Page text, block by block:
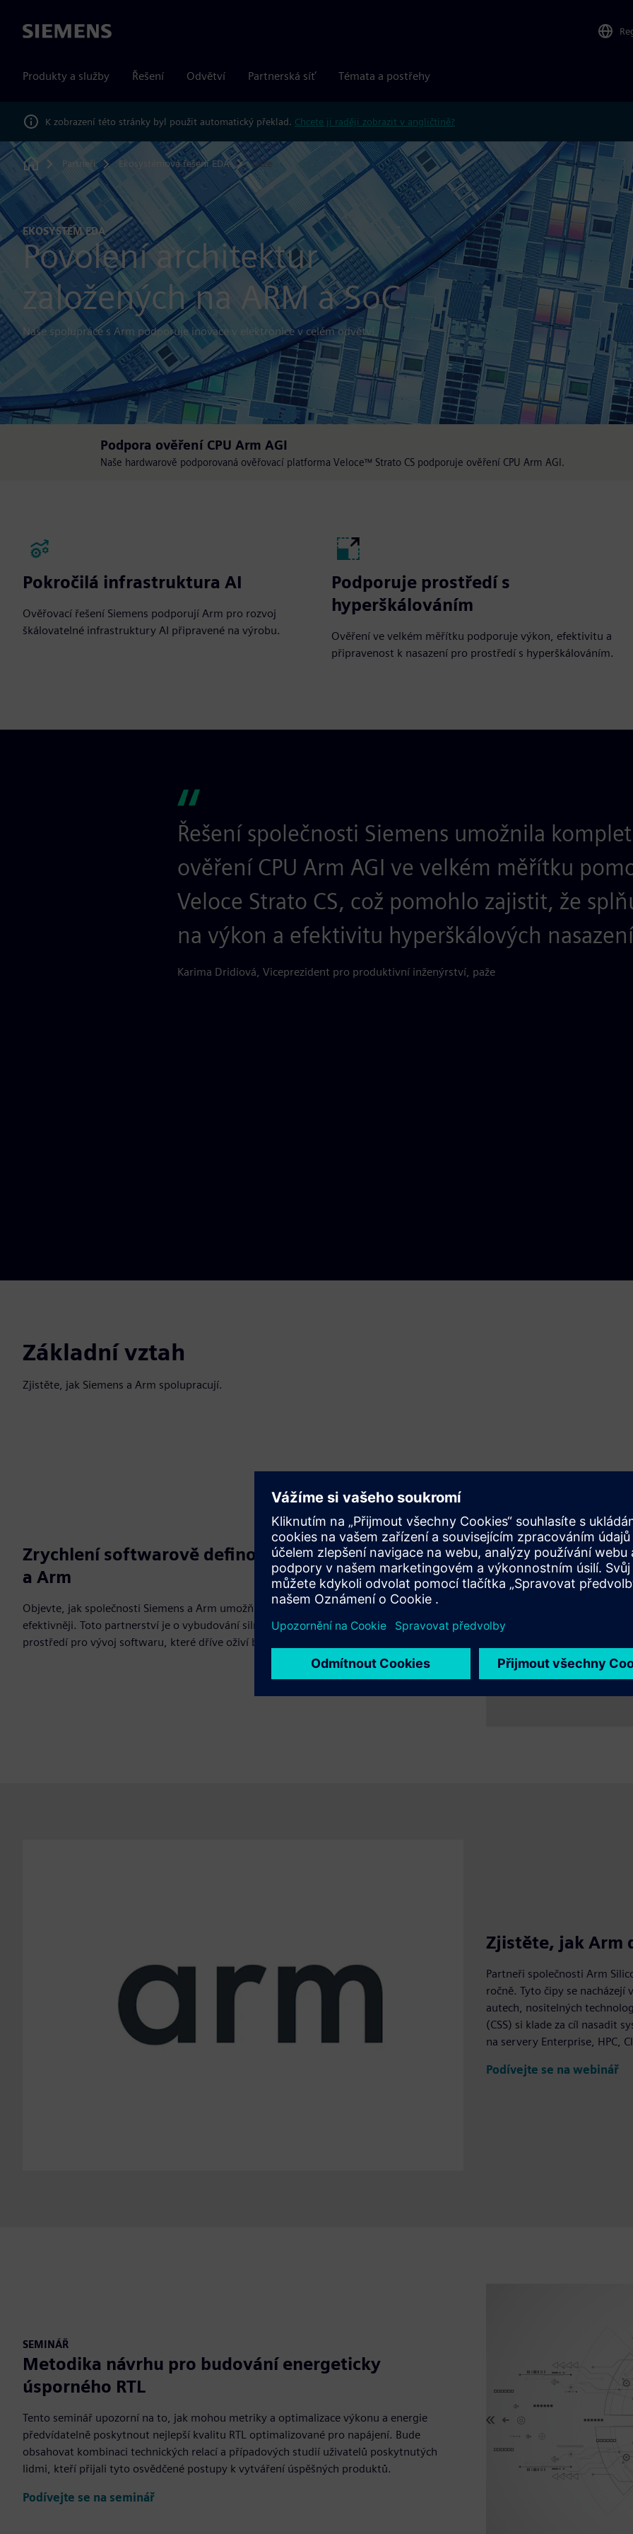
Siemens
Produkty a služby Řešení Odvětví Partnerská síť Témata a postřehy
K zobrazení této stránky byl použit automatický překlad. Chcete ji raději zobrazit v angličtině?
Home
Partneři Ekosystémová řešení EDA paže
EKOSYSTÉM EDA
Povolení architektur
založených na ARM a SoC
Naše spolupráce s Arm podporuje inovace v elektronice v celém odvětví.
Podpora ověření CPU Arm AGI
Naše hardwarově podporovaná ověřovací platforma Veloce™ Strato CS podporuje ověření CPU Arm AGI.
Pokročilá infrastruktura AI
Ověřovací řešení Siemens podporují Arm pro rozvoj
škálovatelné infrastruktury AI připravené na výrobu.
Podporuje prostředí s
hyperškálováním
Ověření ve velkém měřítku podporuje výkon, efektivitu a
připravenost k nasazení pro prostředí s hyperškálováním.
Řešení společnosti Siemens umožnila
ověření CPU Arm AGI ve velkém měřítku
Veloce Strato CS, což pomohlo zajistit, že
na výkon a efektivitu hyperškálových
Karima Dridiová, Viceprezident pro produktivní inženýrství, paže
Základní vztah
Zjistěte, jak Siemens a Arm spolupracují.
Zrychlení softwarově definovaných vozidel: Siemens
a Arm
Objevte, jak společnosti Siemens a Arm umožňují vývojářům inovovat rychleji a
efektivněji. Toto partnerství je o vybudování silnějšího a robustnějšího virtuálního
prostředí pro vývoj softwaru, které dříve oživí budoucnost automobilových technologií.
Zjistěte, jak Arm
Partneři společnosti Arm
ročně. Tyto čipy se
autech, nositelných
(CSS) si klade za cíl nasadit
na servery Enterprise, HPC,
Podívejte se na webinář
SEMINÁŘ
Metodika návrhu pro budování energeticky
úsporného RTL
Tento seminář upozorní na to, jak mohou metriky a optimalizace výkonu a energie
předvídatelně poskytnout nejlepší kvalitu RTL optimalizované pro napájení. Bude
obsahovat kombinaci technických relací a případových studií uživatelů poskytnutých
lidmi, kteří přijali tyto osvědčené postupy k vytváření úspěšných produktů.
Podívejte se na seminář